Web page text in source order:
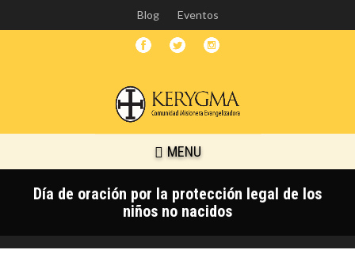
Skip
to
main
Blog Eventos
MENU
Día de oración por la protección legal de los
niños no nacidos